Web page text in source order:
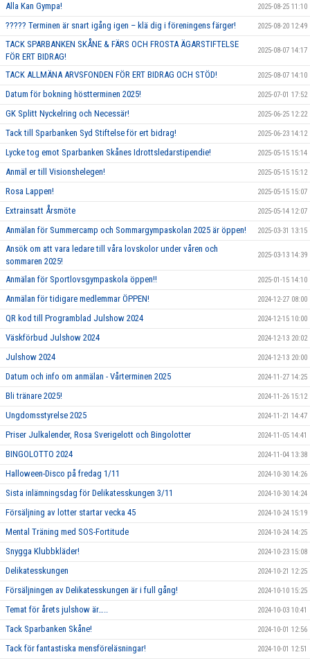
Alla Kan Gympa! 2025-08-25 11:10
????? Terminen är snart igång igen – klä dig i föreningens färger! 2025-08-20 12:49
TACK SPARBANKEN SKÅNE & FÄRS OCH FROSTA ÄGARSTIFTELSE
FÖR ERT BIDRAG!
2025-08-07 14:17
TACK ALLMÄNA ARVSFONDEN FÖR ERT BIDRAG OCH STÖD! 2025-08-07 14:10
Datum för bokning höstterminen 2025! 2025-07-01 17:52
GK Splitt Nyckelring och Necessär! 2025-06-25 12:22
Tack till Sparbanken Syd Stiftelse för ert bidrag! 2025-06-23 14:12
Lycke tog emot Sparbanken Skånes Idrottsledarstipendie! 2025-05-15 15:14
Anmäl er till Visionshelegen! 2025-05-15 15:12
Rosa Lappen! 2025-05-15 15:07
Extrainsatt Årsmöte 2025-05-14 12:07
Anmälan för Summercamp och Sommargympaskolan 2025 är öppen! 2025-03-31 13:15
Ansök om att vara ledare till våra lovskolor under våren och
sommaren 2025!
2025-03-13 14:39
Anmälan för Sportlovsgympaskola öppen!! 2025-01-15 14:10
Anmälan för tidigare medlemmar ÖPPEN! 2024-12-27 08:00
QR kod till Programblad Julshow 2024 2024-12-15 10:00
Väskförbud Julshow 2024 2024-12-13 20:02
Julshow 2024 2024-12-13 20:00
Datum och info om anmälan - Vårterminen 2025 2024-11-27 14:25
Bli tränare 2025! 2024-11-26 15:12
Ungdomsstyrelse 2025 2024-11-21 14:47
Priser Julkalender, Rosa Sverigelott och Bingolotter 2024-11-05 14:41
BINGOLOTTO 2024 2024-11-04 13:38
Halloween-Disco på fredag 1/11 2024-10-30 14:26
Sista inlämningsdag för Delikatesskungen 3/11 2024-10-30 14:24
Försäljning av lotter startar vecka 45 2024-10-24 15:19
Mental Träning med SOS-Fortitude 2024-10-24 14:25
Snygga Klubbkläder! 2024-10-23 15:08
Delikatesskungen 2024-10-21 12:25
Försäljningen av Delikatesskungen är i full gång! 2024-10-10 15:25
Temat för årets julshow är….. 2024-10-03 10:41
Tack Sparbanken Skåne! 2024-10-01 12:56
Tack för fantastiska mensföreläsningar! 2024-10-01 12:51